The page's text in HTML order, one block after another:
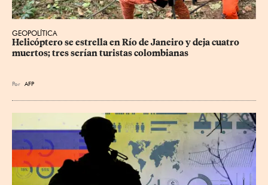
GEOPOLÍTICA
Helicóptero se estrella en Río de Janeiro y deja cuatro
muertos; tres serían turistas colombianas
Por AFP